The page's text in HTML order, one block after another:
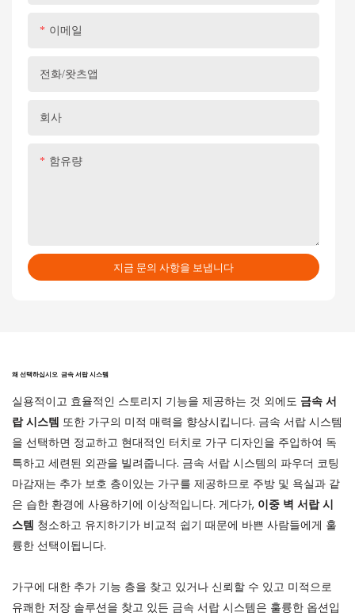
이메일
전화/왓츠앱
회사
함유량
지금 문의 사항을 보냅니다
왜 선택하십시오 금속 서랍 시스템
실용적이고 효율적인 스토리지 기능을 제공하는 것 외에도 금속 서
랍 시스템 또한 가구의 미적 매력을 향상시킵니다. 금속 서랍 시스템
을 선택하면 정교하고 현대적인 터치로 가구 디자인을 주입하여 독
특하고 세련된 외관을 빌려줍니다. 금속 서랍 시스템의 파우더 코팅
마감재는 추가 보호 층이있는 가구를 제공하므로 주방 및 욕실과 같
은 습한 환경에 사용하기에 이상적입니다. 게다가, 이중 벽 서랍 시
스템 청소하고 유지하기가 비교적 쉽기 때문에 바쁜 사람들에게 훌
륭한 선택이됩니다.
가구에 대한 추가 기능 층을 찾고 있거나 신뢰할 수 있고 미적으로
유쾌한 저장 솔루션을 찾고 있든 금속 서랍 시스템은 훌륭한 옵션입